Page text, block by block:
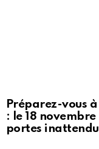
Préparez-vous
: le 18
portes